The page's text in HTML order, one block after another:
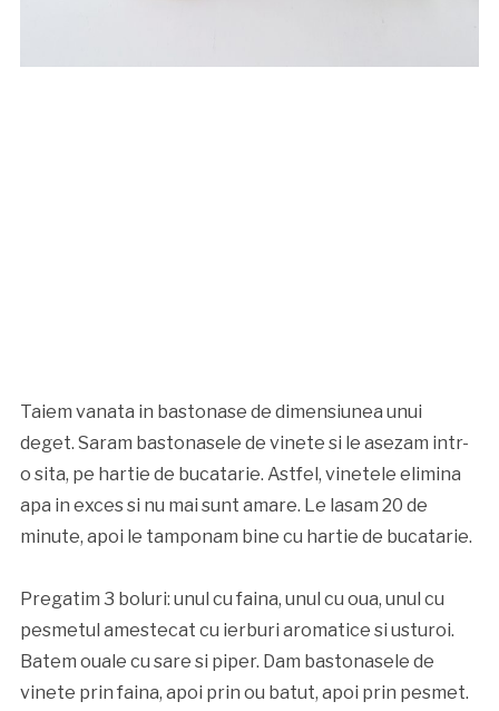
Taiem vanata in bastonase de dimensiunea unui
deget. Saram bastonasele de vinete si le asezam intr-
o sita, pe hartie de bucatarie. Astfel, vinetele elimina
apa in exces si nu mai sunt amare. Le lasam 20 de
minute, apoi le tamponam bine cu hartie de bucatarie.
Pregatim 3 boluri: unul cu faina, unul cu oua, unul cu
pesmetul amestecat cu ierburi aromatice si usturoi.
Batem ouale cu sare si piper. Dam bastonasele de
vinete prin faina, apoi prin ou batut, apoi prin pesmet.